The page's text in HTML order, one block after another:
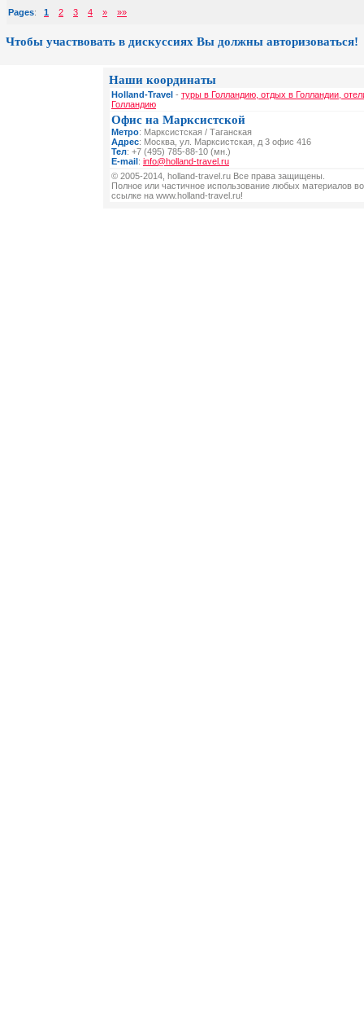
Pages: 1 2 3 4 » »»
Чтобы участвовать в дискуссиях Вы должны авторизоваться!
Наши координаты
Holland-Travel - туры в Голландию, отдых в Голландии,
Голландию
Офис на Марксистской
Метро: Марксистская / Таганская
Адрес: Москва, ул. Марксистская, д 3 офис 416
Тел: +7 (495) 785-88-10 (мн.)
E-mail: info@holland-travel.ru
© 2005-2014, holland-travel.ru Все права защищены.
Полное или частичное использование любых материалов
ссылке на www.holland-travel.ru!